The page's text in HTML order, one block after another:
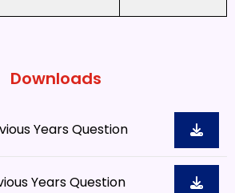
Downloads
Years Question
Years Question